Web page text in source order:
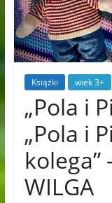
Książki wiek 3+
„Pola i
„Pola i
WILGA